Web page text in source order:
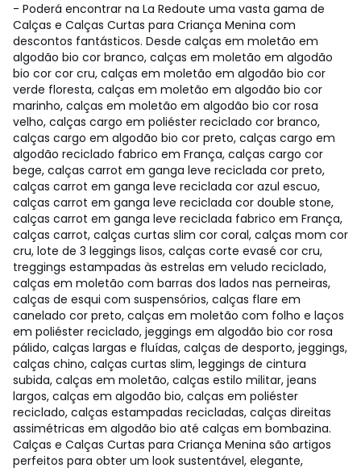
- Poderá encontrar na La Redoute uma vasta gama de
Calças e Calças Curtas para Criança Menina com
descontos fantásticos. Desde calças em moletão em
algodão bio cor branco, calças em moletão em algodão
bio cor cor cru, calças em moletão em algodão bio cor
verde floresta, calças em moletão em algodão bio cor
marinho, calças em moletão em algodão bio cor rosa
velho, calças cargo em poliéster reciclado cor branco,
calças cargo em algodão bio cor preto, calças cargo em
algodão reciclado fabrico em França, calças cargo cor
bege, calças carrot em ganga leve reciclada cor preto,
calças carrot em ganga leve reciclada cor azul escuo,
calças carrot em ganga leve reciclada cor double stone,
calças carrot em ganga leve reciclada fabrico em França,
calças carrot, calças curtas slim cor coral, calças mom cor
cru, lote de 3 leggings lisos, calças corte evasé cor cru,
treggings estampadas às estrelas em veludo reciclado,
calças em moletão com barras dos lados nas perneiras,
calças de esqui com suspensórios, calças flare em
canelado cor preto, calças em moletão com folho e laços
em poliéster reciclado, jeggings em algodão bio cor rosa
pálido, calças largas e fluídas, calças de desporto, jeggings,
calças chino, calças curtas slim, leggings de cintura
subida, calças em moletão, calças estilo militar, jeans
largos, calças em algodão bio, calças em poliéster
reciclado, calças estampadas recicladas, calças direitas
assimétricas em algodão bio até calças em bombazina.
Calças e Calças Curtas para Criança Menina são artigos
perfeitos para obter um look sustentável, elegante,